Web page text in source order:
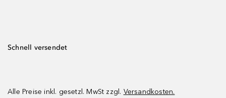
Schnell versendet
Alle Preise inkl. gesetzl. MwSt zzgl. Versandkosten.